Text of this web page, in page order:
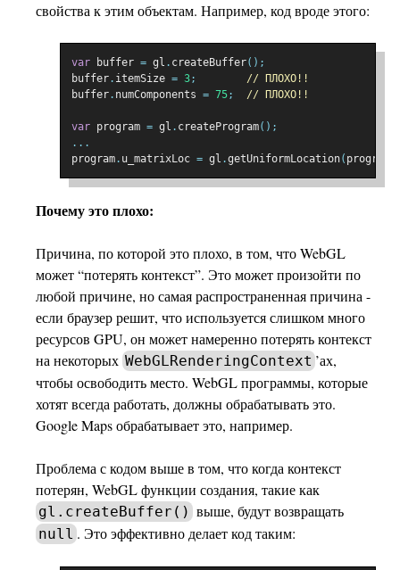
свойства к этим объектам. Например, код вроде этого:
var buffer = gl . createBuffer();
buffer. itemSize = 3;
// ПЛОХО!!
buffer. numComponents = 75; // ПЛОХО!!
var program = gl . createProgram();
...
program. u_matrixLoc = gl .getUniformLocation( program
Почему это плохо:
Причина, по которой это плохо, в том, что WebGL
может “потерять контекст”. Это может произойти по
любой причине, но самая распространенная причина -
если браузер решит, что используется слишком много
ресурсов GPU, он может намеренно потерять контекст
на некоторых WebGLRenderingContext ’ах,
чтобы освободить место. WebGL программы, которые
хотят всегда работать, должны обрабатывать это.
Google Maps обрабатывает это, например.
Проблема с кодом выше в том, что когда контекст
потерян, WebGL функции создания, такие как
gl.createBuffer() выше, будут возвращать
null . Это эффективно делает код таким: